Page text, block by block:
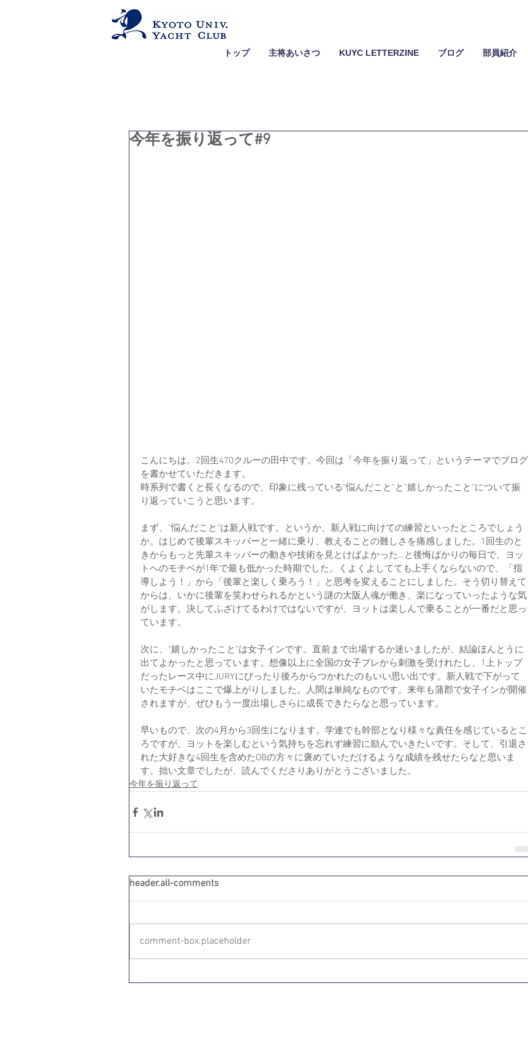
トップ 主将あいさつ KUYC LETTERZINE ブログ 部員紹介
今年を振り返って#9
こんにちは。2回生470クルーの田中です。今回は「今年を振り返って」というテーマでブログ
を書かせていただきます。
時系列で書くと長くなるので、印象に残っている"悩んだこと"と"嬉しかったこと"について振
り返っていこうと思います。
まず、"悩んだこと"は新人戦です。というか、新人戦に向けての練習といったところでしょう
か。はじめて後輩スキッパーと一緒に乗り、教えることの難しさを痛感しました。1回生のと
きからもっと先輩スキッパーの動きや技術を見とけばよかった…と後悔ばかりの毎日で、ヨッ
トへのモチベが1年で最も低かった時期でした。くよくよしてても上手くならないので、「指
導しよう！」から「後輩と楽しく乗ろう！」と思考を変えることにしました。そう切り替えて
からは、いかに後輩を笑わせられるかという謎の大阪人魂が働き、楽になっていったような気
がします。決してふざけてるわけではないですが、ヨットは楽しんで乗ることが一番だと思っ
ています。
次に、"嬉しかったこと"は女子インです。直前まで出場するか迷いましたが、結論ほんとうに
出てよかったと思っています。想像以上に全国の女子プレから刺激を受けれたし、1上トップ
だったレース中にJURYにびったり後ろからつかれたのもいい思い出です。新人戦で下がって
いたモチベはここで爆上がりしました。人間は単純なものです。来年も蒲郡で女子インが開催
されますが、ぜひもう一度出場しさらに成長できたらなと思っています。
早いもので、次の4月から3回生になります。学連でも幹部となり様々な責任を感じているとこ
ろですが、ヨットを楽しむという気持ちを忘れず練習に励んでいきたいです。そして、引退さ
れた大好きな4回生を含めたOBの方々に褒めていただけるような成績を残せたらなと思いま
す。拙い文章でしたが、読んでくださりありがとうございました。
今年を振り返って
header.all-comments
comment-box.placeholder